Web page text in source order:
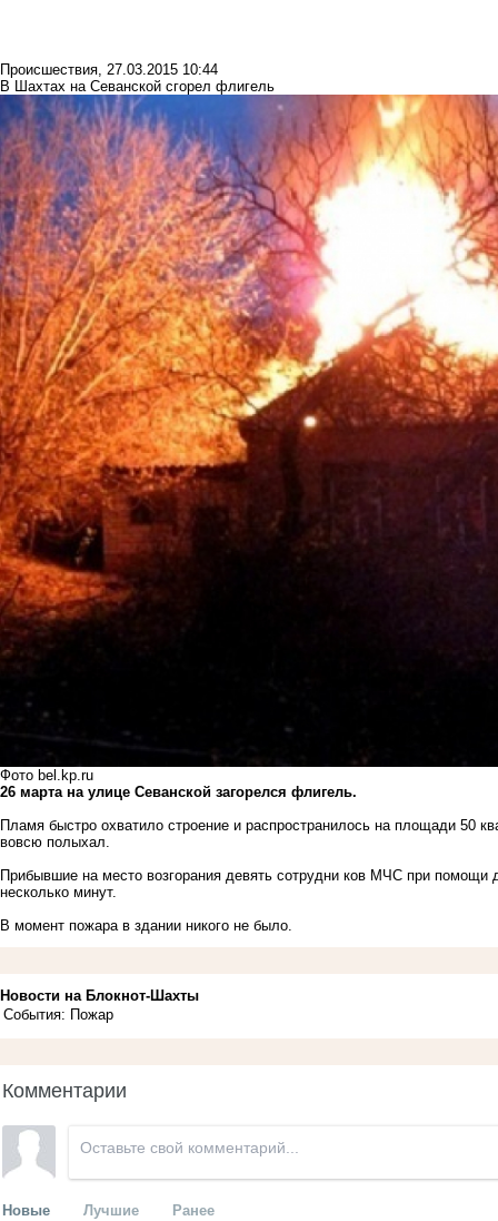
Происшествия, 27.03.2015 10:44
В Шахтах на Севанской сгорел флигель
Фото bel.kp.ru
26 марта на улице Севанской загорелся флигель.
Пламя быстро охватило строение и распространилось на площади 50
вовсю полыхал.
Прибывшие на место возгорания девять сотрудни ков МЧС при
несколько минут.
В момент пожара в здании никого не было.
Новости на Блoкнoт-Шахты
События: Пожар
Комментарии
Новые Лучшие Ранее